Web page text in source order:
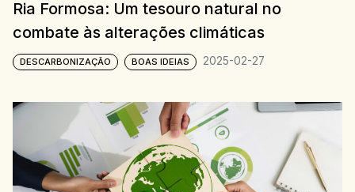
Ria Formosa: Um tesouro natural no
combate às alterações climáticas
DESCARBONIZAÇÃO BOAS IDEIAS 2025-02-27